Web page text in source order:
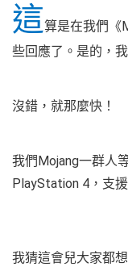
這算是在我們《
些回應了。是的，
沒錯，就那麼快！
我們Mojang一群人
PlayStation 4，支
我猜這會兒大家都